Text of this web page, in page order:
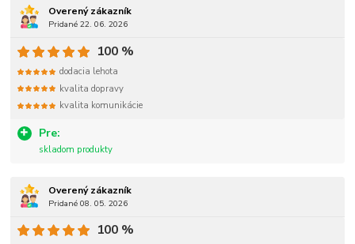
Overený zákazník
Pridané 22. 06. 2026
Pre:
skladom produkty
100 %
dodacia lehota
kvalita dopravy
kvalita komunikácie
Overený zákazník
Pridané 08. 05. 2026
100 %